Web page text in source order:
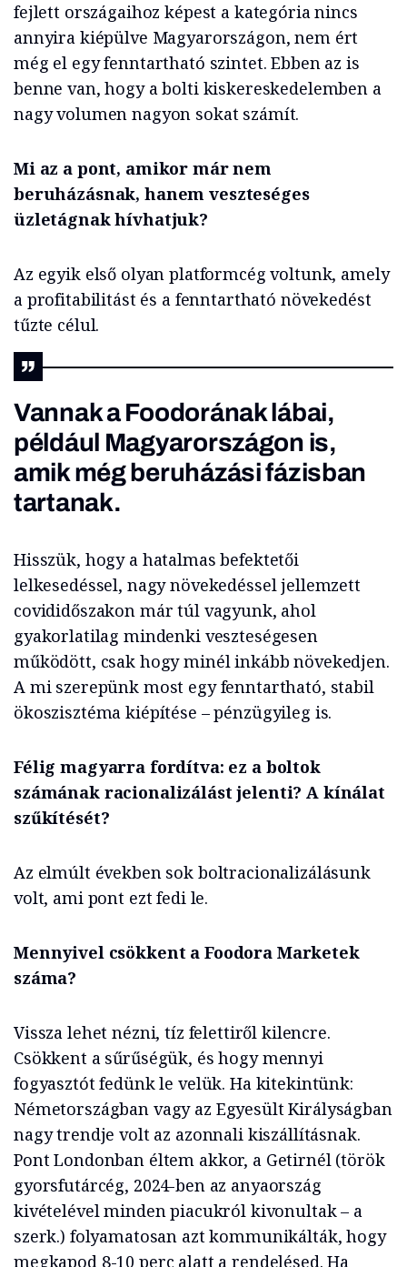
fejlett országaihoz képest a kategória nincs
annyira kiépülve Magyarországon, nem ért
még el egy fenntartható szintet. Ebben az is
benne van, hogy a bolti kiskereskedelemben a
nagy volumen nagyon sokat számít.
Mi az a pont, amikor már nem
beruházásnak, hanem veszteséges
üzletágnak hívhatjuk?
Az egyik első olyan platformcég voltunk, amely
a profitabilitást és a fenntartható növekedést
tűzte célul.
Vannak a Foodorának lábai,
például Magyarországon is,
amik még beruházási fázisban
tartanak.
Hisszük, hogy a hatalmas befektetői
lelkesedéssel, nagy növekedéssel jellemzett
covididőszakon már túl vagyunk, ahol
gyakorlatilag mindenki veszteségesen
működött, csak hogy minél inkább növekedjen.
A mi szerepünk most egy fenntartható, stabil
ökoszisztéma kiépítése – pénzügyileg is.
Félig magyarra fordítva: ez a boltok
számának racionalizálást jelenti? A kínálat
szűkítését?
Az elmúlt években sok boltracionalizálásunk
volt, ami pont ezt fedi le.
Mennyivel csökkent a Foodora Marketek
száma?
Vissza lehet nézni, tíz felettiről kilencre.
Csökkent a sűrűségük, és hogy mennyi
fogyasztót fedünk le velük. Ha kitekintünk:
Németországban vagy az Egyesült Királyságban
nagy trendje volt az azonnali kiszállításnak.
Pont Londonban éltem akkor, a Getirnél (török
gyorsfutárcég, 2024-ben az anyaország
kivételével minden piacukról kivonultak – a
szerk.) folyamatosan azt kommunikálták, hogy
megkapod 8-10 perc alatt a rendelésed. Ha